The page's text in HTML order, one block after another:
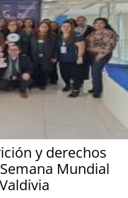
y derechos
Mundial